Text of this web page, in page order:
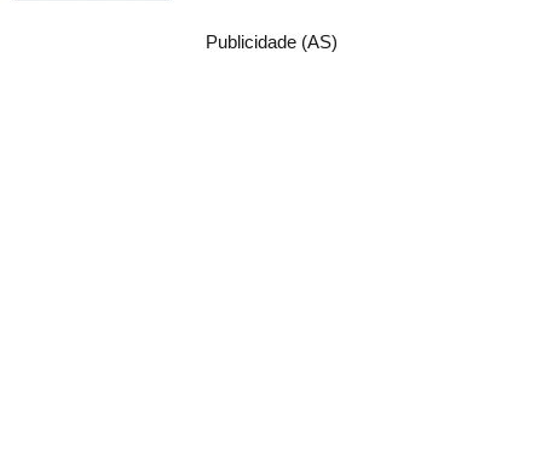
Publicidade (AS)